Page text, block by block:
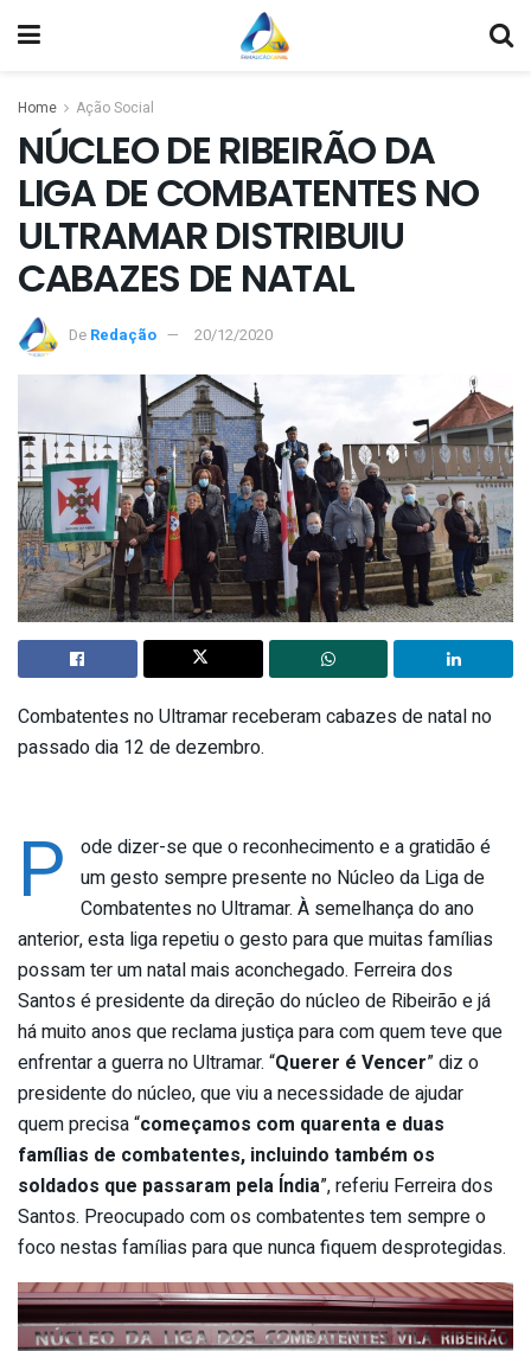
Home Ação Social
NÚCLEO DE RIBEIRÃO DA
LIGA DE COMBATENTES NO
ULTRAMAR DISTRIBUIU
CABAZES DE NATAL
De Redação 20/12/2020
Combatentes no Ultramar receberam cabazes de natal no
passado dia 12 de dezembro.
P
ode dizer-se que o reconhecimento e a gratidão é
um gesto sempre presente no Núcleo da Liga de
Combatentes no Ultramar. À semelhança do ano
anterior, esta liga repetiu o gesto para que muitas famílias
possam ter um natal mais aconchegado. Ferreira dos
Santos é presidente da direção do núcleo de Ribeirão e já
há muito anos que reclama justiça para com quem teve que
enfrentar a guerra no Ultramar. “Querer é Vencer” diz o
presidente do núcleo, que viu a necessidade de ajudar
quem precisa “começamos com quarenta e duas
famílias de combatentes, incluindo também os
soldados que passaram pela Índia”, referiu Ferreira dos
Santos. Preocupado com os combatentes tem sempre o
foco nestas famílias para que nunca fiquem desprotegidas.